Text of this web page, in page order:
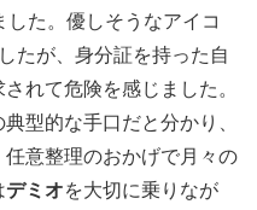
た。優しそうなアイコ
たが、身分証を持った自
れて危険を感じました。
型的な手口だと分かり、
意整理のおかげで月々の
デミオを大切に乗りなが